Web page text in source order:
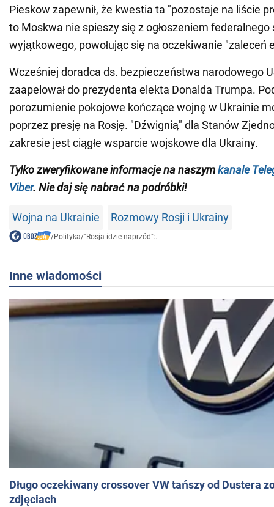
Pieskow zapewnił, że kwestia ta "pozostaje na liście
to Moskwa nie spieszy się z ogłoszeniem federalnego
wyjątkowego, powołując się na oczekiwanie "zaleceń
Wcześniej doradca ds. bezpieczeństwa narodowego
zaapelował do prezydenta elekta Donalda Trumpa.
porozumienie pokojowe kończące wojnę w Ukrainie
poprzez presję na Rosję. "Dźwignią" dla Stanów
zakresie jest ciągłe wsparcie wojskowe dla Ukrainy.
Tylko zweryfikowane informacje na naszymkanale
Viber. Nie daj się nabrać na podróbki!
Wojna na Ukrainie Rozmowy Rosji i Ukrainy
/Polityka/"Rosja idzie naprzód":...
Inne wiadomości
Długo oczekiwany crossover VW tańszy od Dustera
zdjęciach